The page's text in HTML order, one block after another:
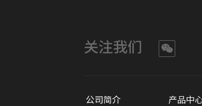
关注我们
公司简介 产品中